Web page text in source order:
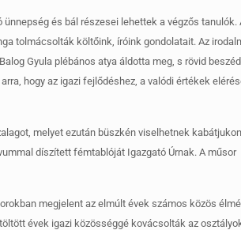
és bál részesei lehettek a végzős tanulók.
tolmácsolták költőink, íróink gondolatait. Az
Gyula plébános atya áldotta meg, s rövid
hogy az igazi fejlődéshez, a valódi értékek
melyet ezután büszkén viselhetnek
díszített fémtablóját Igazgató Úrnak. A műsor
megjelent az elmúlt évek számos közös
évek igazi közösséggé kovácsolták az